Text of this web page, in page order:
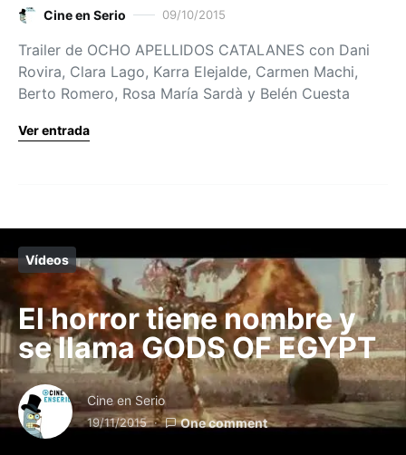
Cine en Serio 09/10/2015
Trailer de OCHO APELLIDOS CATALANES con Dani
Rovira, Clara Lago, Karra Elejalde, Carmen Machi,
Berto Romero, Rosa María Sardà y Belén Cuesta
Ver entrada
Vídeos
El horror tiene nombre y
se llama GODS OF EGYPT
Cine en Serio
19/11/2015 One comment